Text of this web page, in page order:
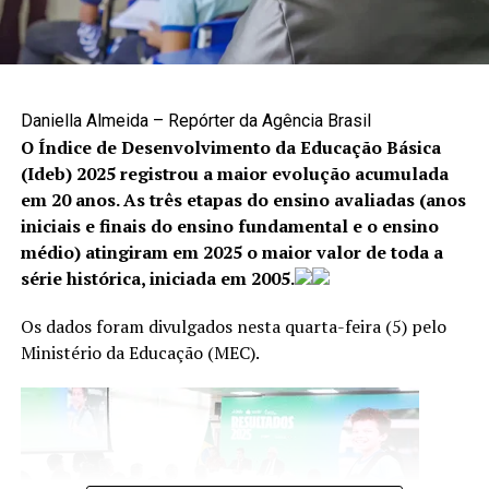
Como denunciar
A denúncia é uma das principais formas de interromper
canais disponíveis são:
Cisdeca – Disque 125: atendimento gratuito, de
segunda a sexta-feira, das 8h às 18h, com
atendimento 24 horas aos finais de semana e
feriados;
Disque 100: atendimento gratuito, 24 horas por dia,
Centro Integrado 18 de Maio: (61) 2244-1512 e
Daniella Almeida – Repórter da Agência Brasil
O Índice de Desenvolvimento da Educação Básica
(Ideb) 2025 registrou a maior evolução acumulada
em 20 anos. As três etapas do ensino avaliadas (anos
iniciais e finais do ensino fundamental e o ensino
médio) atingiram em 2025 o maior valor de toda a
série histórica, iniciada em 2005.
Os dados foram divulgados nesta quarta-feira (5) pelo
Ministério da Educação (MEC).